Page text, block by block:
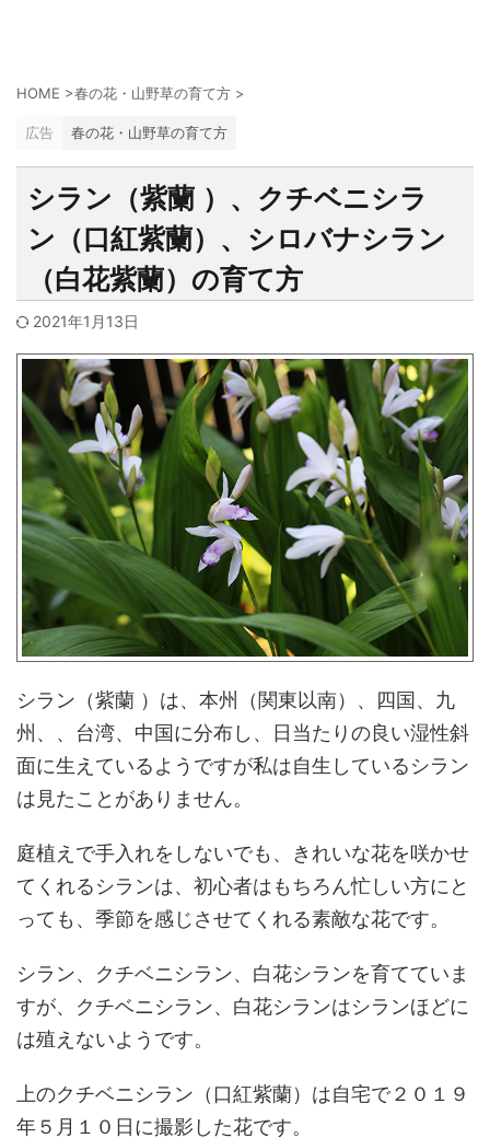
HOME >春の花・山野草の育て方 >
広告 春の花・山野草の育て方
シラン（紫蘭 ）、クチベニシラ
ン（口紅紫蘭）、シロバナシラン
（白花紫蘭）の育て方
2021年1月13日
シラン（紫蘭 ）は、本州（関東以南）、四国、九
州、、台湾、中国に分布し、日当たりの良い湿性斜
面に生えているようですが私は自生しているシラン
は見たことがありません。
庭植えで手入れをしないでも、きれいな花を咲かせ
てくれるシランは、初心者はもちろん忙しい方にと
っても、季節を感じさせてくれる素敵な花です。
シラン、クチベニシラン、白花シランを育てていま
すが、クチベニシラン、白花シランはシランほどに
は殖えないようです。
上のクチベニシラン（口紅紫蘭）は自宅で２０１９
年５月１０日に撮影した花です。